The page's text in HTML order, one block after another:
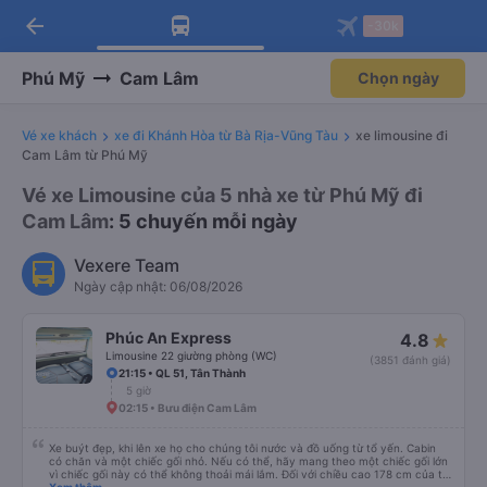
Tải app Vexere ngay!
Nhận ưu đãi thành viên độc
Mở app
Tải app Vexere
-30k/ghế khi đặt vé máy bay qua
Mở app
arrow_back
Phú Mỹ Cam Lâm Chọn ngày
Vé xe khách xe đi Khánh Hòa từ Bà Rịa-Vũng Tàu
xe limousine đi
Cam Lâm từ Phú Mỹ
Vé xe Limousine của 5 nhà xe từ Phú Mỹ đi
Cam Lâm: 5 chuyến mỗi ngày
Vexere Team
Ngày cập nhật: 06/08/2026
Phúc An Express
Limousine 22 giường phòng (WC)
4.8
(3851 đánh giá)
21:15 • QL 51, Tân Thành
5 giờ
02:15 • Bưu điện Cam Lâm
Xe buýt đẹp, khi lên xe họ cho chúng tôi nước và đồ uống từ tổ yến. Cabin
có chăn và một chiếc gối nhỏ. Nếu có thể, hãy mang theo một chiếc gối lớn
vì chiếc gối này có thể không thoải mái lắm. Đối với chiều cao 178 cm của tôi